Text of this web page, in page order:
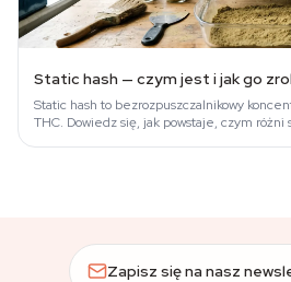
Static hash — czym jest i jak go
Static hash to bezrozpuszczalnikowy
THC. Dowiedz się, jak powstaje, czym
Zapisz się na nasz